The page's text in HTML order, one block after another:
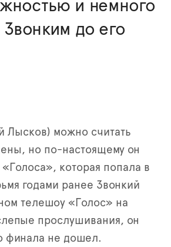
и немного
до его
Лысков) можно считать
но по-настоящему он
которая попала в
годами ранее Звонкий
телешоу «Голос» на
прослушивания, он
финала не дошел.